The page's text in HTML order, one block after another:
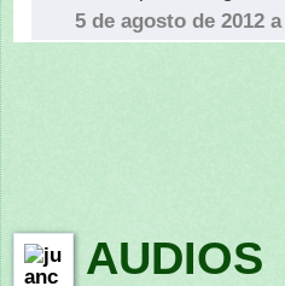
5 de agosto de 2012
AUDIOS